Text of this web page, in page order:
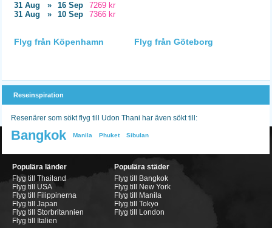
31 Aug » 16 Sep
7269 kr
31 Aug
» 10 Sep 7366 kr
Flyg från Köpenhamn Flyg från Göteborg
Reseinspiration
Resenärer som sökt flyg till Udon Thani har även sökt till:
Bangkok Manila Phuket Sibulan
Populära länder
Flyg till Thailand
Flyg till USA
Flyg till Filippinerna
Flyg till Japan
Flyg till Storbritannien
Flyg till Italien
Populära städer
Flyg till Bangkok
Flyg till New York
Flyg till Manila
Flyg till Tokyo
Flyg till London